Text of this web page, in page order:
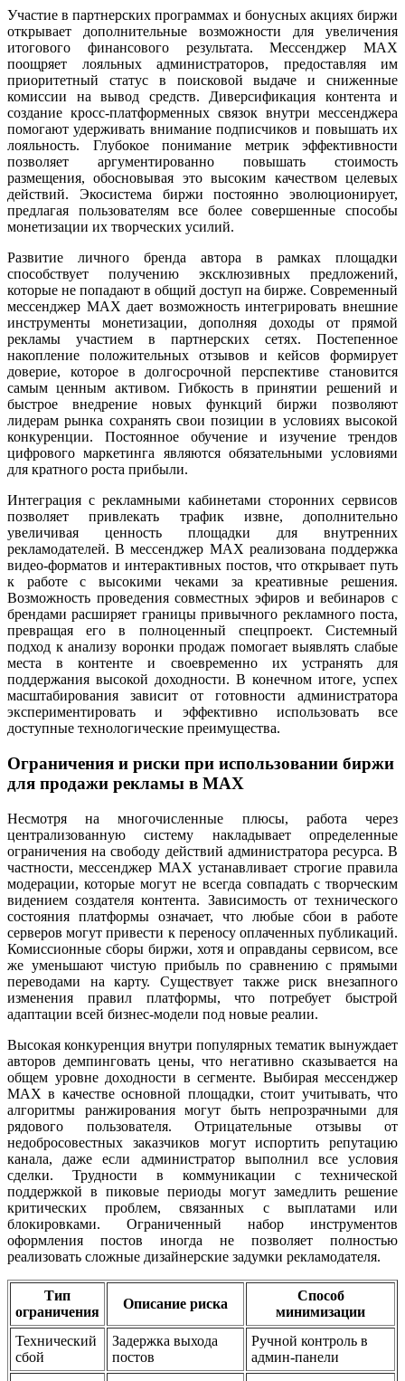
Участие в партнерских программах и бонусных акциях биржи
открывает дополнительные возможности для увеличения
итогового финансового результата. Мессенджер MAX
поощряет лояльных администраторов, предоставляя им
приоритетный статус в поисковой выдаче и сниженные
комиссии на вывод средств. Диверсификация контента и
создание кросс-платформенных связок внутри мессенджера
помогают удерживать внимание подписчиков и повышать их
лояльность. Глубокое понимание метрик эффективности
позволяет аргументированно повышать стоимость
размещения, обосновывая это высоким качеством целевых
действий. Экосистема биржи постоянно эволюционирует,
предлагая пользователям все более совершенные способы
монетизации их творческих усилий.
Развитие личного бренда автора в рамках площадки
способствует получению эксклюзивных предложений,
которые не попадают в общий доступ на бирже. Современный
мессенджер MAX дает возможность интегрировать внешние
инструменты монетизации, дополняя доходы от прямой
рекламы участием в партнерских сетях. Постепенное
накопление положительных отзывов и кейсов формирует
доверие, которое в долгосрочной перспективе становится
самым ценным активом. Гибкость в принятии решений и
быстрое внедрение новых функций биржи позволяют
лидерам рынка сохранять свои позиции в условиях высокой
конкуренции. Постоянное обучение и изучение трендов
цифрового маркетинга являются обязательными условиями
для кратного роста прибыли.
Интеграция с рекламными кабинетами сторонних сервисов
позволяет привлекать трафик извне, дополнительно
увеличивая ценность площадки для внутренних
рекламодателей. В мессенджер MAX реализована поддержка
видео-форматов и интерактивных постов, что открывает путь
к работе с высокими чеками за креативные решения.
Возможность проведения совместных эфиров и вебинаров с
брендами расширяет границы привычного рекламного поста,
превращая его в полноценный спецпроект. Системный
подход к анализу воронки продаж помогает выявлять слабые
места в контенте и своевременно их устранять для
поддержания высокой доходности. В конечном итоге, успех
масштабирования зависит от готовности администратора
экспериментировать и эффективно использовать все
доступные технологические преимущества.
Ограничения и риски при использовании биржи
для продажи рекламы в MAX
Несмотря на многочисленные плюсы, работа через
централизованную систему накладывает определенные
ограничения на свободу действий администратора ресурса. В
частности, мессенджер MAX устанавливает строгие правила
модерации, которые могут не всегда совпадать с творческим
видением создателя контента. Зависимость от технического
состояния платформы означает, что любые сбои в работе
серверов могут привести к переносу оплаченных публикаций.
Комиссионные сборы биржи, хотя и оправданы сервисом, все
же уменьшают чистую прибыль по сравнению с прямыми
переводами на карту. Существует также риск внезапного
изменения правил платформы, что потребует быстрой
адаптации всей бизнес-модели под новые реалии.
Высокая конкуренция внутри популярных тематик вынуждает
авторов демпинговать цены, что негативно сказывается на
общем уровне доходности в сегменте. Выбирая мессенджер
MAX в качестве основной площадки, стоит учитывать, что
алгоритмы ранжирования могут быть непрозрачными для
рядового пользователя. Отрицательные отзывы от
недобросовестных заказчиков могут испортить репутацию
канала, даже если администратор выполнил все условия
сделки. Трудности в коммуникации с технической
поддержкой в пиковые периоды могут замедлить решение
критических проблем, связанных с выплатами или
блокировками. Ограниченный набор инструментов
оформления постов иногда не позволяет полностью
реализовать сложные дизайнерские задумки рекламодателя.
Тип
ограничения
Описание риска
Способ
минимизации
Технический
сбой
Задержка выхода
постов
Ручной контроль в
админ-панели